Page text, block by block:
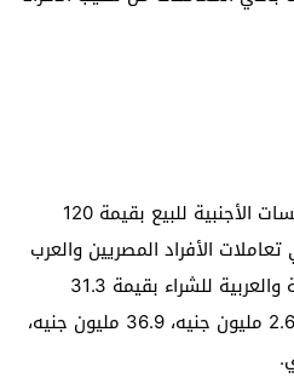
ومالت صافي تعاملات المؤسسات الأجنبية للبيع بقيمة 120
الأفراد المصريين والعرب
والأجانب والمؤسسات المصرية والعربية للشراء بقيمة 31.3
مليون جنيه، 37 مليون جنيه، 2.6 مليون جنيه، 36.9 مليون جنيه،